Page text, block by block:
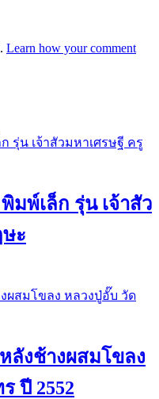
Learn how your comment
พ์เล็ก รุ่น เจ้าสัว
ะ
ลังช้างผสมโขลง
ปี 2552